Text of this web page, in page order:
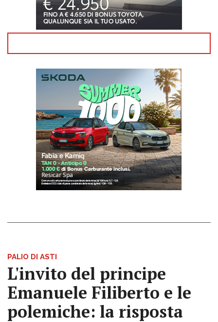
PALIO DI ASTI
L'invito del principe
Emanuele Filiberto e le
polemiche: la risposta